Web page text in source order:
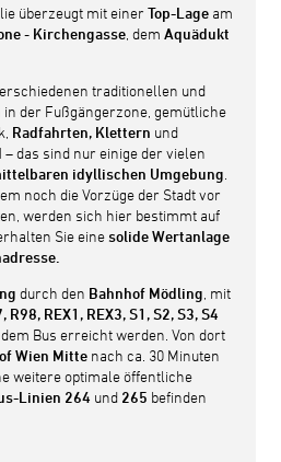
überzeugt mit einer Top-Lage am
- Kirchengasse , dem Aquädukt
traditionellen und
der Fußgängerzone, gemütliche
Radfahrten, Klettern und
– das sind nur einige der vielen
idyllischen Umgebung
noch die Vorzüge der Stadt vor
werden sich hier bestimmt auf
Sie eine solide Wertanlage
durch den Bahnhof Mödling , mit
REX1, REX3, S1, S2, S3, S4
Bus erreicht werden. Von dort
Wien Mitte nach ca. 30 Minuten
weitere optimale öffentliche
Linien 264 und 265 befinden